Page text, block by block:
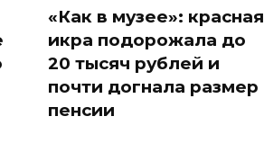
«Как в музее»: красная
икра подорожала до
20 тысяч рублей и
почти догнала размер
пенсии